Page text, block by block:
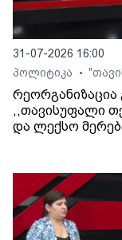
31-07-2026 16:00
პოლიტიკა
•
რეორგანიზაცია
,,თავისუფალი
და ლექსო